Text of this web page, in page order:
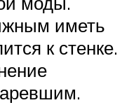
иметь
к стенке.